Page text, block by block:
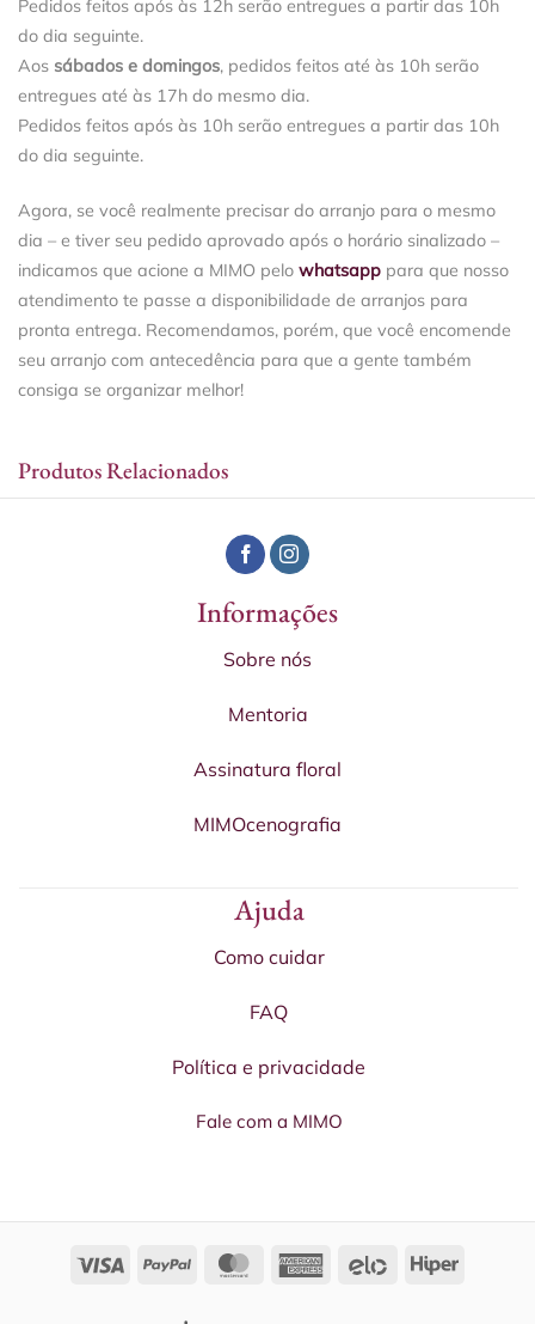
Pedidos feitos após às 12h serão entregues a partir das 10h
do dia seguinte.
Aos sábados e domingos, pedidos feitos até às 10h serão
entregues até às 17h do mesmo dia.
Pedidos feitos após às 10h serão entregues a partir das 10h
do dia seguinte.
Agora, se você realmente precisar do arranjo para o mesmo
dia – e tiver seu pedido aprovado após o horário sinalizado –
indicamos que acione a MIMO pelo whatsapp para que nosso
atendimento te passe a disponibilidade de arranjos para
pronta entrega. Recomendamos, porém, que você encomende
seu arranjo com antecedência para que a gente também
consiga se organizar melhor!
Produtos Relacionados
Informações
Sobre nós
Mentoria
Assinatura floral
MIMOcenografia
Ajuda
Como cuidar
FAQ
Política e privacidade
Fale com a MIMO